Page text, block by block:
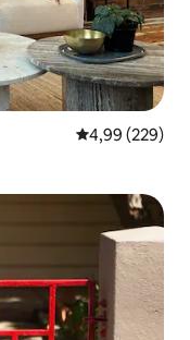
Évaluation
4,99 (229)